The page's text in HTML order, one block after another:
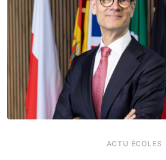
ACTU ÉCOLES